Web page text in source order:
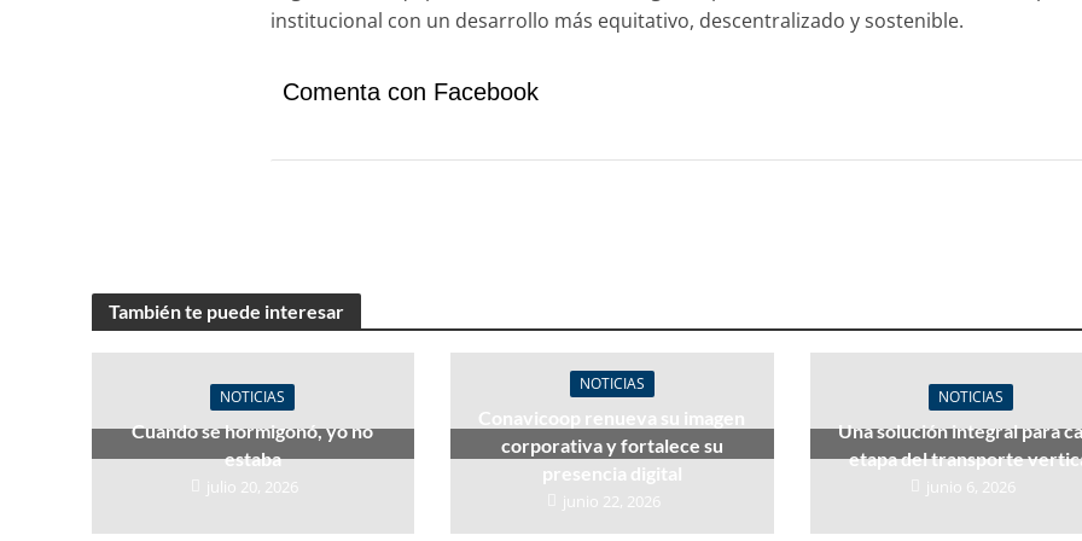
institucional con un desarrollo más equitativo, descentralizado y sostenible.
Comenta con Facebook
También te puede interesar
NOTICIAS
Cuando se hormigonó, yo no
estaba
julio 20, 2026
NOTICIAS
Conavicoop renueva su imagen
corporativa y fortalece su
presencia digital
junio 22, 2026
NOTICIAS
Una solución integral para
etapa del transporte
junio 6, 2026